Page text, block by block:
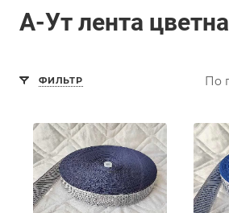
А-Ут лента
ФИЛЬТР